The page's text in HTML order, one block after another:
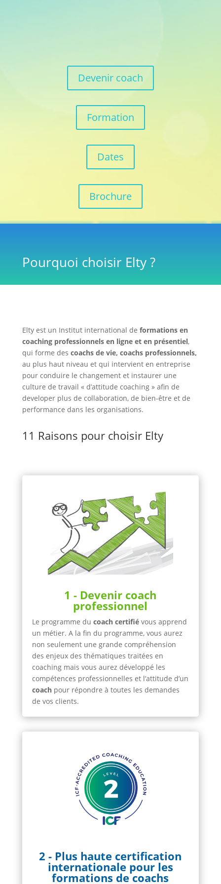
Devenir coach
Formation
Dates
Brochure
Pourquoi choisir Elty ?
Elty est un Institut international de formations en
coaching professionnels en ligne et en présentiel,
qui forme des coachs de vie, coachs professionnels,
au plus haut niveau et qui intervient en entreprise
pour conduire le changement et instaurer une
culture de travail « d’attitude coaching » afin de
developer plus de collaboration, de bien-être et de
performance dans les organisations.
11 Raisons pour choisir Elty
1 - Devenir coach
professionnel
Le programme du coach certifiévous apprend
un métier. A la fin du programme, vous aurez
non seulement une grande compréhension
des enjeux des thématiques traitées en
coaching mais vous aurez développé les
compétences professionnelles et l’attitude d’un
coachpour répondre à toutes les demandes
de vos clients.
2 - Plus haute certification
internationale pour les
formations de coachs